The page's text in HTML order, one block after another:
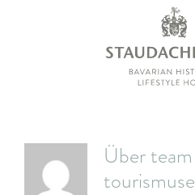
Über team